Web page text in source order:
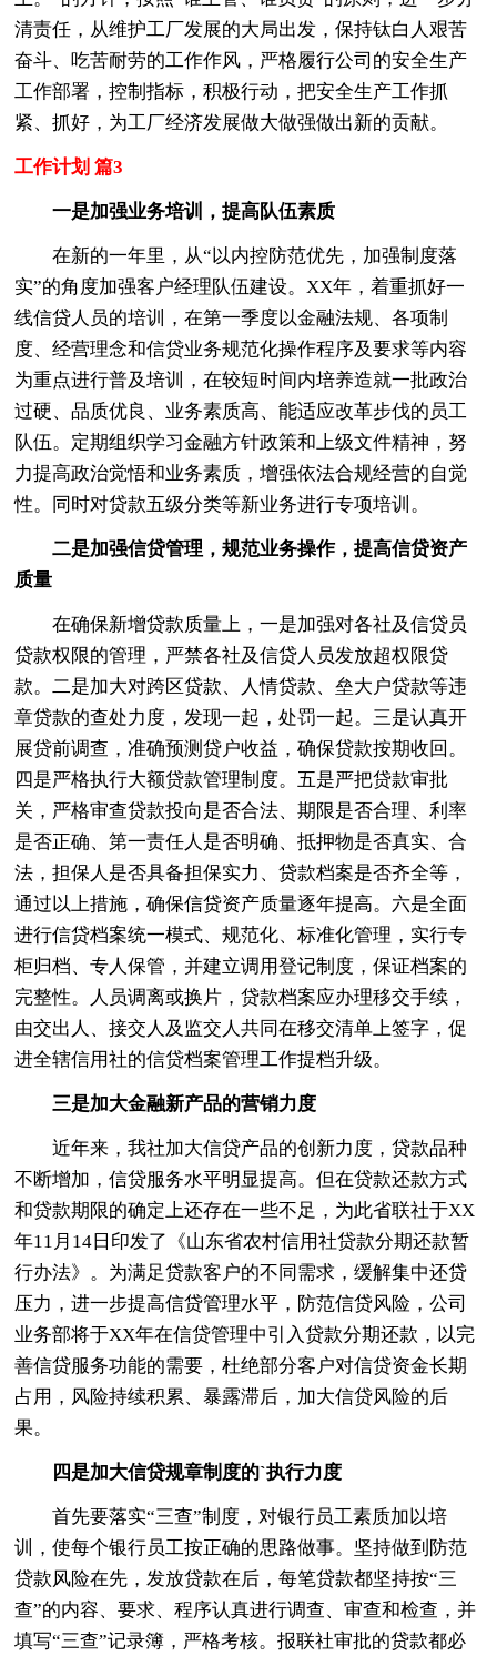
清责任，从维护工厂发展的大局出发，保持钛白人艰苦
奋斗、吃苦耐劳的工作作风，严格履行公司的安全生产
工作部署，控制指标，积极行动，把安全生产工作抓
紧、抓好，为工厂经济发展做大做强做出新的贡献。
工作计划 篇3
一是加强业务培训，提高队伍素质
在新的一年里，从“以内控防范优先，加强制度落
实”的角度加强客户经理队伍建设。XX年，着重抓好一
线信贷人员的培训，在第一季度以金融法规、各项制
度、经营理念和信贷业务规范化操作程序及要求等内容
为重点进行普及培训，在较短时间内培养造就一批政治
过硬、品质优良、业务素质高、能适应改革步伐的员工
队伍。定期组织学习金融方针政策和上级文件精神，努
力提高政治觉悟和业务素质，增强依法合规经营的自觉
性。同时对贷款五级分类等新业务进行专项培训。
二是加强信贷管理，规范业务操作，提高信贷资产
质量
在确保新增贷款质量上，一是加强对各社及信贷员
贷款权限的管理，严禁各社及信贷人员发放超权限贷
款。二是加大对跨区贷款、人情贷款、垒大户贷款等违
章贷款的查处力度，发现一起，处罚一起。三是认真开
展贷前调查，准确预测贷户收益，确保贷款按期收回。
四是严格执行大额贷款管理制度。五是严把贷款审批
关，严格审查贷款投向是否合法、期限是否合理、利率
是否正确、第一责任人是否明确、抵押物是否真实、合
法，担保人是否具备担保实力、贷款档案是否齐全等，
通过以上措施，确保信贷资产质量逐年提高。六是全面
进行信贷档案统一模式、规范化、标准化管理，实行专
柜归档、专人保管，并建立调用登记制度，保证档案的
完整性。人员调离或换片，贷款档案应办理移交手续，
由交出人、接交人及监交人共同在移交清单上签字，促
进全辖信用社的信贷档案管理工作提档升级。
三是加大金融新产品的营销力度
近年来，我社加大信贷产品的创新力度，贷款品种
不断增加，信贷服务水平明显提高。但在贷款还款方式
和贷款期限的确定上还存在一些不足，为此省联社于XX
年11月14日印发了《山东省农村信用社贷款分期还款暂
行办法》。为满足贷款客户的不同需求，缓解集中还贷
压力，进一步提高信贷管理水平，防范信贷风险，公司
业务部将于XX年在信贷管理中引入贷款分期还款，以完
善信贷服务功能的需要，杜绝部分客户对信贷资金长期
占用，风险持续积累、暴露滞后，加大信贷风险的后
果。
四是加大信贷规章制度的`执行力度
首先要落实“三查”制度，对银行员工素质加以培
训，使每个银行员工按正确的思路做事。坚持做到防范
贷款风险在先，发放贷款在后，每笔贷款都坚持按“三
查”的内容、要求、程序认真进行调查、审查和检查，并
填写“三查”记录簿，严格考核。报联社审批的贷款都必